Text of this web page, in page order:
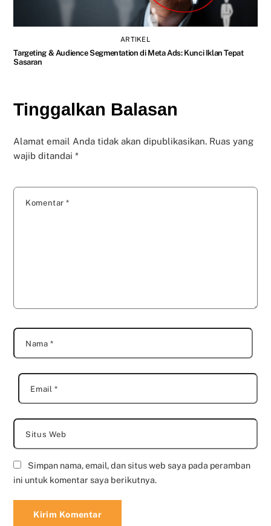
ARTIKEL
Targeting & Audience Segmentation di Meta Ads: Kunci Iklan Tepat
Sasaran
Tinggalkan Balasan
Alamat email Anda tidak akan dipublikasikan. Ruas yang
wajib ditandai*
Komentar*
Nama*
Email *
Situs Web
Simpan nama, email, dan situs web saya pada peramban
ini untuk komentar saya berikutnya.